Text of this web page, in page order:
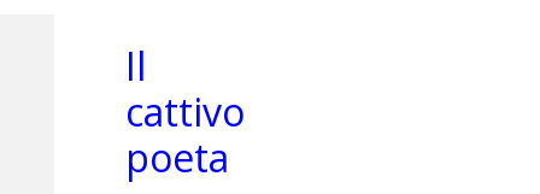
Il
cattivo
poeta